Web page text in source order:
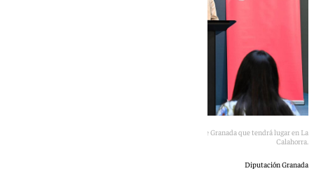
Presentación del concierto extraordinario del 75 Festival de Granada que tendrá lugar en La
Calahorra.
Diputación Granada